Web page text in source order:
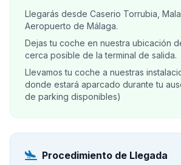
Llegarás desde Caserio Torrubia,
Aeropuerto de Málaga.
Dejas tu coche en nuestra ubicación
cerca posible de la terminal de salida.
Llevamos tu coche a nuestras
donde estará aparcado durante tu
de parking disponibles)
Procedimiento de Llegada